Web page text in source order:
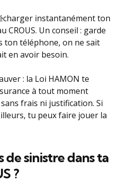
instantanément ton
Un conseil : garde
ton téléphone, on ne sait
en avoir besoin.
: la Loi HAMON te
à tout moment
frais ni justification. Si
tu peux faire jouer la
de sinistre dans ta
?